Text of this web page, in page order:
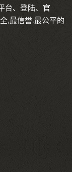
台、登陆、官
,最信誉,最公平的